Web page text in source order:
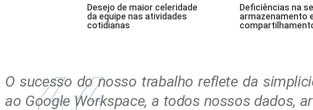
Desejo de maior celeridade
da equipe nas atividades
cotidianas
Deficiências na
armazenamento
O sucesso do nosso trabalho reflete da
ao Google Workspace, a todos nossos dados,